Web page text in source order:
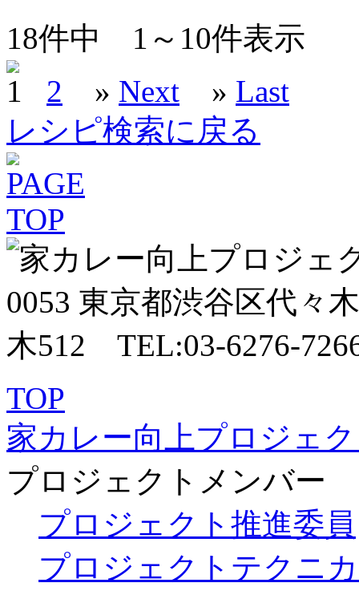
18件中 1～10件表示
1 2 » Next » Last
レシピ検索に戻る
TOP
家カレー向上プロジェ
プロジェクトメンバー
プロジェクト推進委員
プロジェクトテクニ